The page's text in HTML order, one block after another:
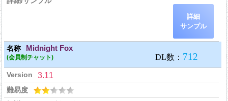
詳細
サンプル
Midnight Fox
(会員制チャット)
3.11